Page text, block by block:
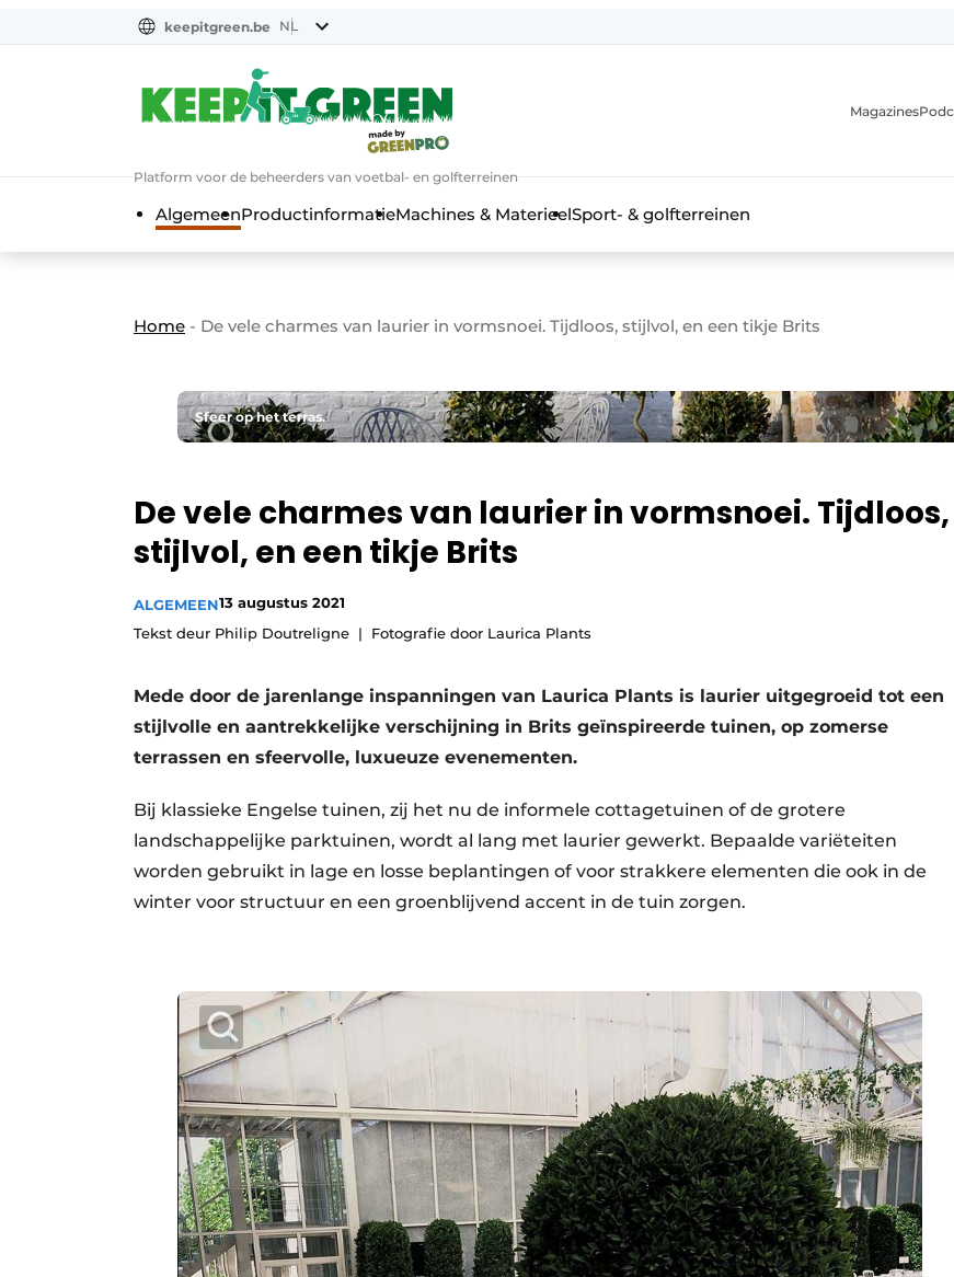
keepitgreen.be NL
Platform voor de beheerders van voetbal- en golfterreinen
Magazines
AlgemeenProductinformatieMachines & MaterieelSport- & golfterreinen
Home - De vele charmes van laurier in vormsnoei. Tijdloos, stijlvol, en een tikje Brits
Sfeer op het terras.
De vele charmes van laurier in vormsnoei. Tijdloos,
stijlvol, en een tikje Brits
ALGEMEEN13 augustus 2021
Tekst deur Philip Doutreligne
Fotografie door Laurica Plants
Mede door de jarenlange inspanningen van Laurica Plants is laurier uitgegroeid tot een
stijlvolle en aantrekkelijke verschijning in Brits geïnspireerde tuinen, op zomerse
terrassen en sfeervolle, luxueuze evenementen.
Bij klassieke Engelse tuinen, zij het nu de informele cottagetuinen of de grotere
landschappelijke parktuinen, wordt al lang met laurier gewerkt. Bepaalde variëteiten
worden gebruikt in lage en losse beplantingen of voor strakkere elementen die ook in de
winter voor structuur en een groenblijvend accent in de tuin zorgen.